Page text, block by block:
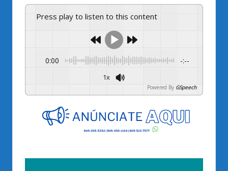
Press play to listen to this content
0:00 -:--
1x
Powered By GSpeech